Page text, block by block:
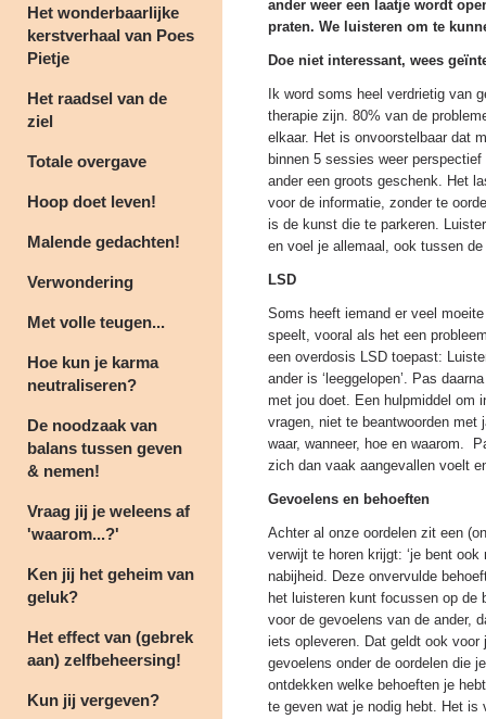
Het wonderbaarlijke
kerstverhaal van Poes
Pietje
Het raadsel van de
ziel
Totale overgave
Hoop doet leven!
Malende gedachten!
Verwondering
Met volle teugen...
Hoe kun je karma
neutraliseren?
De noodzaak van
balans tussen geven
& nemen!
Vraag jij je weleens af
'waarom...?'
Ken jij het geheim van
geluk?
Het effect van (gebrek
aan) zelfbeheersing!
Kun jij vergeven?
ander weer een laatje wordt
praten. We luisteren om te
Doe niet interessant, wees
Ik word soms heel verdrietig van
therapie zijn. 80% van de
elkaar. Het is onvoorstelbaar dat
binnen 5 sessies weer
ander een groots geschenk. Het
voor de informatie, zonder te
is de kunst die te parkeren.
en voel je allemaal, ook tussen
LSD
Soms heeft iemand er veel
speelt, vooral als het een
een overdosis LSD toepast:
ander is ‘leeggelopen’. Pas
met jou doet. Een hulpmiddel om
vragen, niet te beantwoorden met
waar, wanneer, hoe en waarom.
zich dan vaak aangevallen voelt
Gevoelens en behoeften
Achter al onze oordelen zit een
verwijt te horen krijgt: ‘je bent
nabijheid. Deze onvervulde
het luisteren kunt focussen op de
voor de gevoelens van de ander,
iets opleveren. Dat geldt ook
gevoelens onder de oordelen die
ontdekken welke behoeften je
te geven wat je nodig hebt. Het is